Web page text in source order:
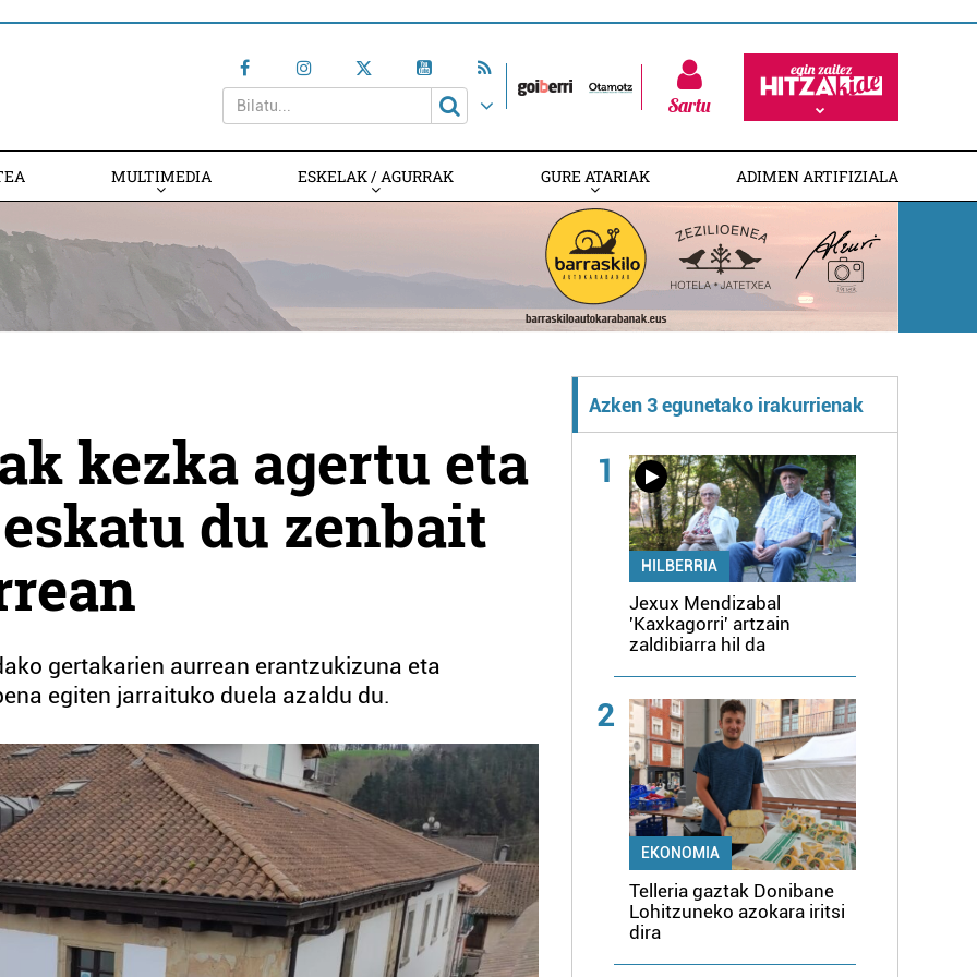
Sartu
MULTIMEDIA ESKELAK / AGURRAK GURE ATARIAK ADIMEN ARTIFIZIALA
kezka agertu eta
du zenbait
gertakarien aurrean erantzukizuna eta
egiten jarraituko duela azaldu du.
Azken 3 egunetako irakurrienak
1
HILBERRIA
Jexux Mendizabal
'Kaxkagorri' artzain
zaldibiarra hil da
2
EKONOMIA
Telleria gaztak Donibane
Lohitzuneko azokara iritsi
dira